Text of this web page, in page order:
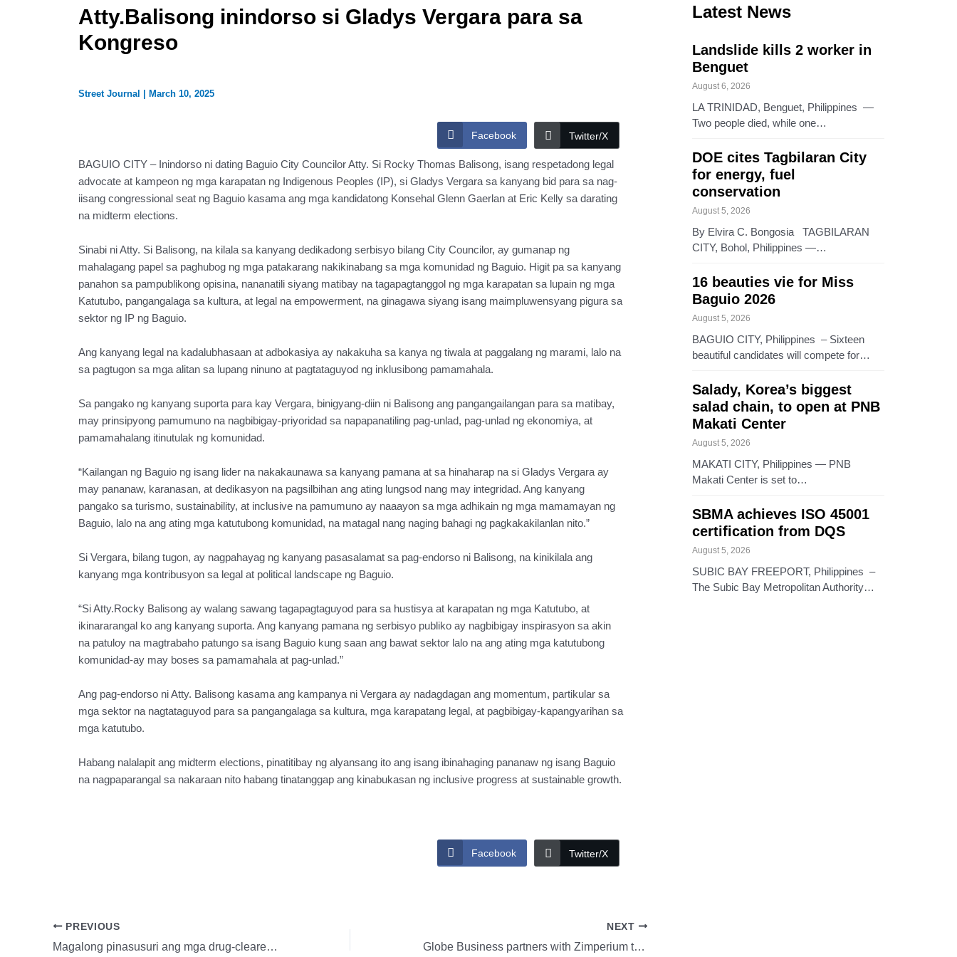
Atty.Balisong inindorso si Gladys Vergara para sa
Kongreso
Street Journal March 10, 2025
Facebook Twitter/X
BAGUIO CITY – Inindorso ni dating Baguio City Councilor Atty. Si Rocky Thomas Balisong, isang respetadong legal
advocate at kampeon ng mga karapatan ng Indigenous Peoples (IP), si Gladys Vergara sa kanyang bid para sa nag-
iisang congressional seat ng Baguio kasama ang mga kandidatong Konsehal Glenn Gaerlan at Eric Kelly sa darating
na midterm elections.
Sinabi ni Atty. Si Balisong, na kilala sa kanyang dedikadong serbisyo bilang City Councilor, ay gumanap ng
mahalagang papel sa paghubog ng mga patakarang nakikinabang sa mga komunidad ng Baguio. Higit pa sa kanyang
panahon sa pampublikong opisina, nananatili siyang matibay na tagapagtanggol ng mga karapatan sa lupain ng mga
Katutubo, pangangalaga sa kultura, at legal na empowerment, na ginagawa siyang isang maimpluwensyang pigura sa
sektor ng IP ng Baguio.
Ang kanyang legal na kadalubhasaan at adbokasiya ay nakakuha sa kanya ng tiwala at paggalang ng marami, lalo na
sa pagtugon sa mga alitan sa lupang ninuno at pagtataguyod ng inklusibong pamamahala.
Sa pangako ng kanyang suporta para kay Vergara, binigyang-diin ni Balisong ang pangangailangan para sa matibay,
may prinsipyong pamumuno na nagbibigay-priyoridad sa napapanatiling pag-unlad, pag-unlad ng ekonomiya, at
pamamahalang itinutulak ng komunidad.
“Kailangan ng Baguio ng isang lider na nakakaunawa sa kanyang pamana at sa hinaharap na si Gladys Vergara ay
may pananaw, karanasan, at dedikasyon na pagsilbihan ang ating lungsod nang may integridad. Ang kanyang
pangako sa turismo, sustainability, at inclusive na pamumuno ay naaayon sa mga adhikain ng mga mamamayan ng
Baguio, lalo na ang ating mga katutubong komunidad, na matagal nang naging bahagi ng pagkakakilanlan nito.”
Si Vergara, bilang tugon, ay nagpahayag ng kanyang pasasalamat sa pag-endorso ni Balisong, na kinikilala ang
kanyang mga kontribusyon sa legal at political landscape ng Baguio.
“Si Atty.Rocky Balisong ay walang sawang tagapagtaguyod para sa hustisya at karapatan ng mga Katutubo, at
ikinararangal ko ang kanyang suporta. Ang kanyang pamana ng serbisyo publiko ay nagbibigay inspirasyon sa akin
na patuloy na magtrabaho patungo sa isang Baguio kung saan ang bawat sektor lalo na ang ating mga katutubong
komunidad-ay may boses sa pamamahala at pag-unlad.”
Ang pag-endorso ni Atty. Balisong kasama ang kampanya ni Vergara ay nadagdagan ang momentum, partikular sa
mga sektor na nagtataguyod para sa pangangalaga sa kultura, mga karapatang legal, at pagbibigay-kapangyarihan sa
mga katutubo.
Habang nalalapit ang midterm elections, pinatitibay ng alyansang ito ang isang ibinahaging pananaw ng isang Baguio
na nagpaparangal sa nakaraan nito habang tinatanggap ang kinabukasan ng inclusive progress at sustainable growth.
Facebook Twitter/X
PREVIOUS
Magalong pinasusuri ang mga drug-cleared barangays
NEXT
Globe Business partners with Zimperium to strengthen mobile security in PH
Latest News
Landslide kills 2 worker in
Benguet
August 6, 2026
LA TRINIDAD, Benguet, Philippines —
Two people died, while one…
DOE cites Tagbilaran City
for energy, fuel
conservation
August 5, 2026
By Elvira C. Bongosia TAGBILARAN
CITY, Bohol, Philippines —…
16 beauties vie for Miss
Baguio 2026
August 5, 2026
BAGUIO CITY, Philippines – Sixteen
beautiful candidates will compete for…
Salady, Korea’s biggest
salad chain, to open at PNB
Makati Center
August 5, 2026
MAKATI CITY, Philippines — PNB
Makati Center is set to…
SBMA achieves ISO 45001
certification from DQS
August 5, 2026
SUBIC BAY FREEPORT, Philippines –
The Subic Bay Metropolitan Authority…